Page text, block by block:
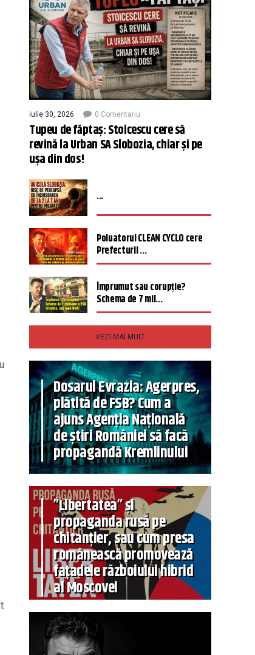
iulie 30, 2026 0 Comentariu
Tupeu de făptaș: Stoicescu cere să
revină la Urban SA Slobozia, chiar și pe
ușa din dos!
...
Poluatorul CLEAN CYCLO cere
Prefecturii ...
Împrumut sau corupție?
Schema de 7 mil...
VEZI MAI MULT
Dosarul Evrazia: Agerpres,
plătită de FSB? Cum a
ajuns Agenția Națională
de știri României să facă
propagandă Kremlinului
”Libertatea” și
propaganda rusă pe
chitanțier, sau cum presa
românească promovează
fațadele războiului hibrid
al Moscovei